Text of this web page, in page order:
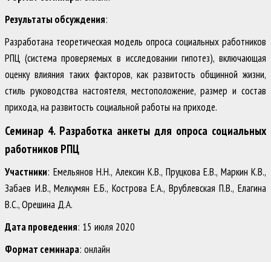
Результаты обсуждения:
Разработана теоретическая модель опроса социальных работников
РПЦ (система проверяемых в исследовании гипотез), включающая
оценку влияния таких факторов, как развитость общинной жизни,
стиль руководства настоятеля, местоположение, размер и состав
прихода, на развитость социальной работы на приходе.
Семинар 4. Разработка анкеты для опроса социальных
работников РПЦ
Участники: Емельянов Н.Н., Алексин К.В., Пруцкова Е.В., Маркин К.В.,
Забаев И.В., Мелкумян Е.Б., Кострова Е.А., Врублевская П.В., Елагина
В.С., Орешина Д.А.
Дата проведения: 15 июля 2020
Формат семинара: онлайн